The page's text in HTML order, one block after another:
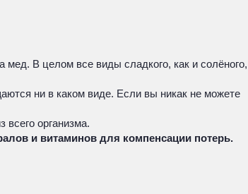
В целом все виды сладкого, как и солёного,
ни в каком виде. Если вы никак не можете
всего организма.
и витаминов для компенсации потерь.